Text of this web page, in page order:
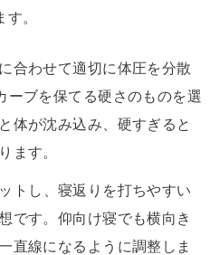
。
合わせて適切に体圧を分散
ーブを保てる硬さのものを選
体が沈み込み、硬すぎると
ます。
トし、寝返りを打ちやすい
です。仰向け寝でも横向き
直線になるように調整しま